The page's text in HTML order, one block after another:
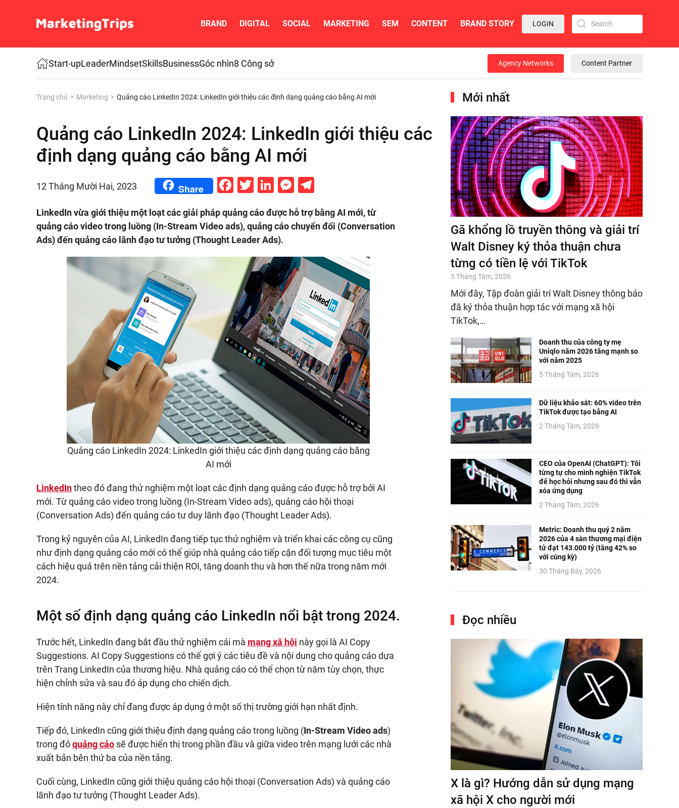
Skip to main content
BRAND DIGITAL SOCIAL MARKETING SEM CONTENT BRAND STORY LOGIN
Start-upLeaderMindsetSkillsBusinessGóc nhìn8 Công sở Agency Networks Content Partner
Trang chủ Marketing Quảng cáo LinkedIn 2024: LinkedIn giới thiệu các định dạng quảng cáo bằng AI mới
Quảng cáo LinkedIn 2024: LinkedIn giới thiệu các
định dạng quảng cáo bằng AI mới
12 Tháng Mười Hai, 2023 Share Facebook
Twitter
LinkedIn
Messenger
Telegram
LinkedIn vừa giới thiệu một loạt các giải pháp quảng cáo được hỗ trợ bằng AI mới, từ
quảng cáo video trong luồng (In-Stream Video ads), quảng cáo chuyển đổi (Conversation
Ads) đến quảng cáo lãnh đạo tư tưởng (Thought Leader Ads).
Quảng cáo LinkedIn 2024: LinkedIn giới thiệu các định dạng quảng cáo bằng
AI mới
LinkedIntheo đó đang thử nghiệm một loạt các định dạng quảng cáo được hỗ trợ bởi AI
mới. Từ quảng cáo video trong luồng (In-Stream Video ads), quảng cáo hội thoại
(Conversation Ads) đến quảng cáo tư duy lãnh đạo (Thought Leader Ads).
Trong kỷ nguyên của AI, LinkedIn đang tiếp tục thử nghiệm và triển khai các công cụ cũng
như định dạng quảng cáo mới có thể giúp nhà quảng cáo tiếp cận đối tượng mục tiêu một
cách hiệu quả trên nền tảng cải thiện ROI, tăng doanh thu và hơn thế nữa trong năm mới
2024.
Một số định dạng quảng cáo LinkedIn nổi bật trong 2024.
Trước hết, LinkedIn đang bắt đầu thử nghiệm cái mà mạng xã hội này gọi là AI Copy
Suggestions. AI Copy Suggestions có thể gợi ý các tiêu đề và nội dung cho quảng cáo dựa
trên Trang LinkedIn của thương hiệu. Nhà quảng cáo có thể chọn từ năm tùy chọn, thực
hiện chỉnh sửa và sau đó áp dụng cho chiến dịch.
Hiện tính năng này chỉ đang được áp dụng ở một số thị trường giới hạn nhất định.
Tiếp đó, LinkedIn cũng giới thiệu định dạng quảng cáo trong luồng (In-Stream Video ads)
trong đóquảng cáo sẽ được hiển thị trong phần đầu và giữa video trên mạng lưới các nhà
xuất bản bên thứ ba của nền tảng.
Cuối cùng, LinkedIn cũng giới thiệu quảng cáo hội thoại (Conversation Ads) và quảng cáo
lãnh đạo tư tưởng (Thought Leader Ads).
Mới nhất
Gã khổng lồ truyền thông và giải trí
Walt Disney ký thỏa thuận chưa
từng có tiền lệ với TikTok
5 Tháng Tám, 2026
Mới đây, Tập đoàn giải trí Walt Disney thông báo
đã ký thỏa thuận hợp tác với mạng xã hội
TikTok,…
Doanh thu của công ty mẹ
Uniqlo năm 2026 tăng mạnh so
với năm 2025
5 Tháng Tám, 2026
Dữ liệu khảo sát: 60% video trên
TikTok được tạo bằng AI
2 Tháng Tám, 2026
CEO của OpenAI (ChatGPT): Tôi
từng tự cho mình nghiện TikTok
để học hỏi nhưng sau đó thì vẫn
xóa ứng dụng
2 Tháng Tám, 2026
Metric: Doanh thu quý 2 năm
2026 của 4 sàn thương mại điện
tử đạt 143.000 tỷ (tăng 42% so
với cùng kỳ)
30 Tháng Bảy, 2026
Đọc nhiều
X là gì? Hướng dẫn sử dụng mạng
xã hội X cho người mới